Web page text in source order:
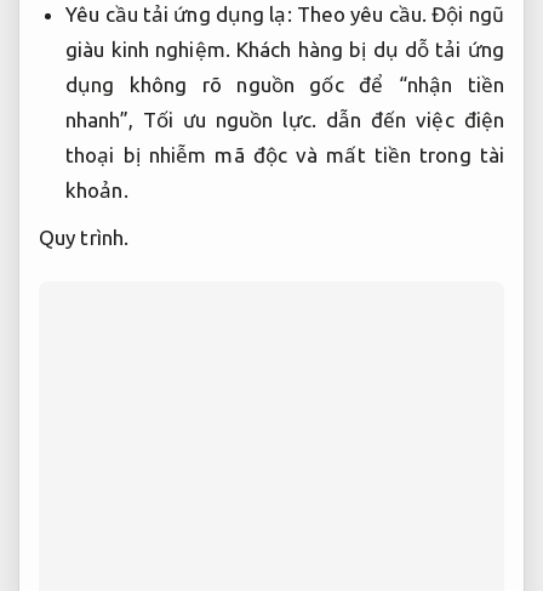
Yêu cầu tải ứng dụng lạ: Theo yêu cầu. Đội ngũ
giàu kinh nghiệm. Khách hàng bị dụ dỗ tải ứng
dụng không rõ nguồn gốc để “nhận tiền
nhanh”, Tối ưu nguồn lực. dẫn đến việc điện
thoại bị nhiễm mã độc và mất tiền trong tài
khoản.
Quy trình.